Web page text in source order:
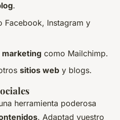
.
Facebook, Instagram y
marketing como Mailchimp.
sitios web y blogs.
herramienta poderosa
. Adaptad vuestro